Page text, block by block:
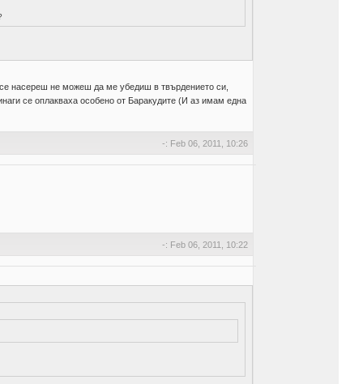
насереш не можеш да ме убедиш в твърдението си,
се оплакваха особено от Баракудите (И аз имам една
-: Feb 06, 2011, 10:26
-: Feb 06, 2011, 10:22